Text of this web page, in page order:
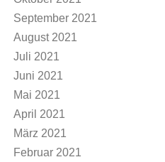
September 2021
August 2021
Juli 2021
Juni 2021
Mai 2021
April 2021
März 2021
Februar 2021